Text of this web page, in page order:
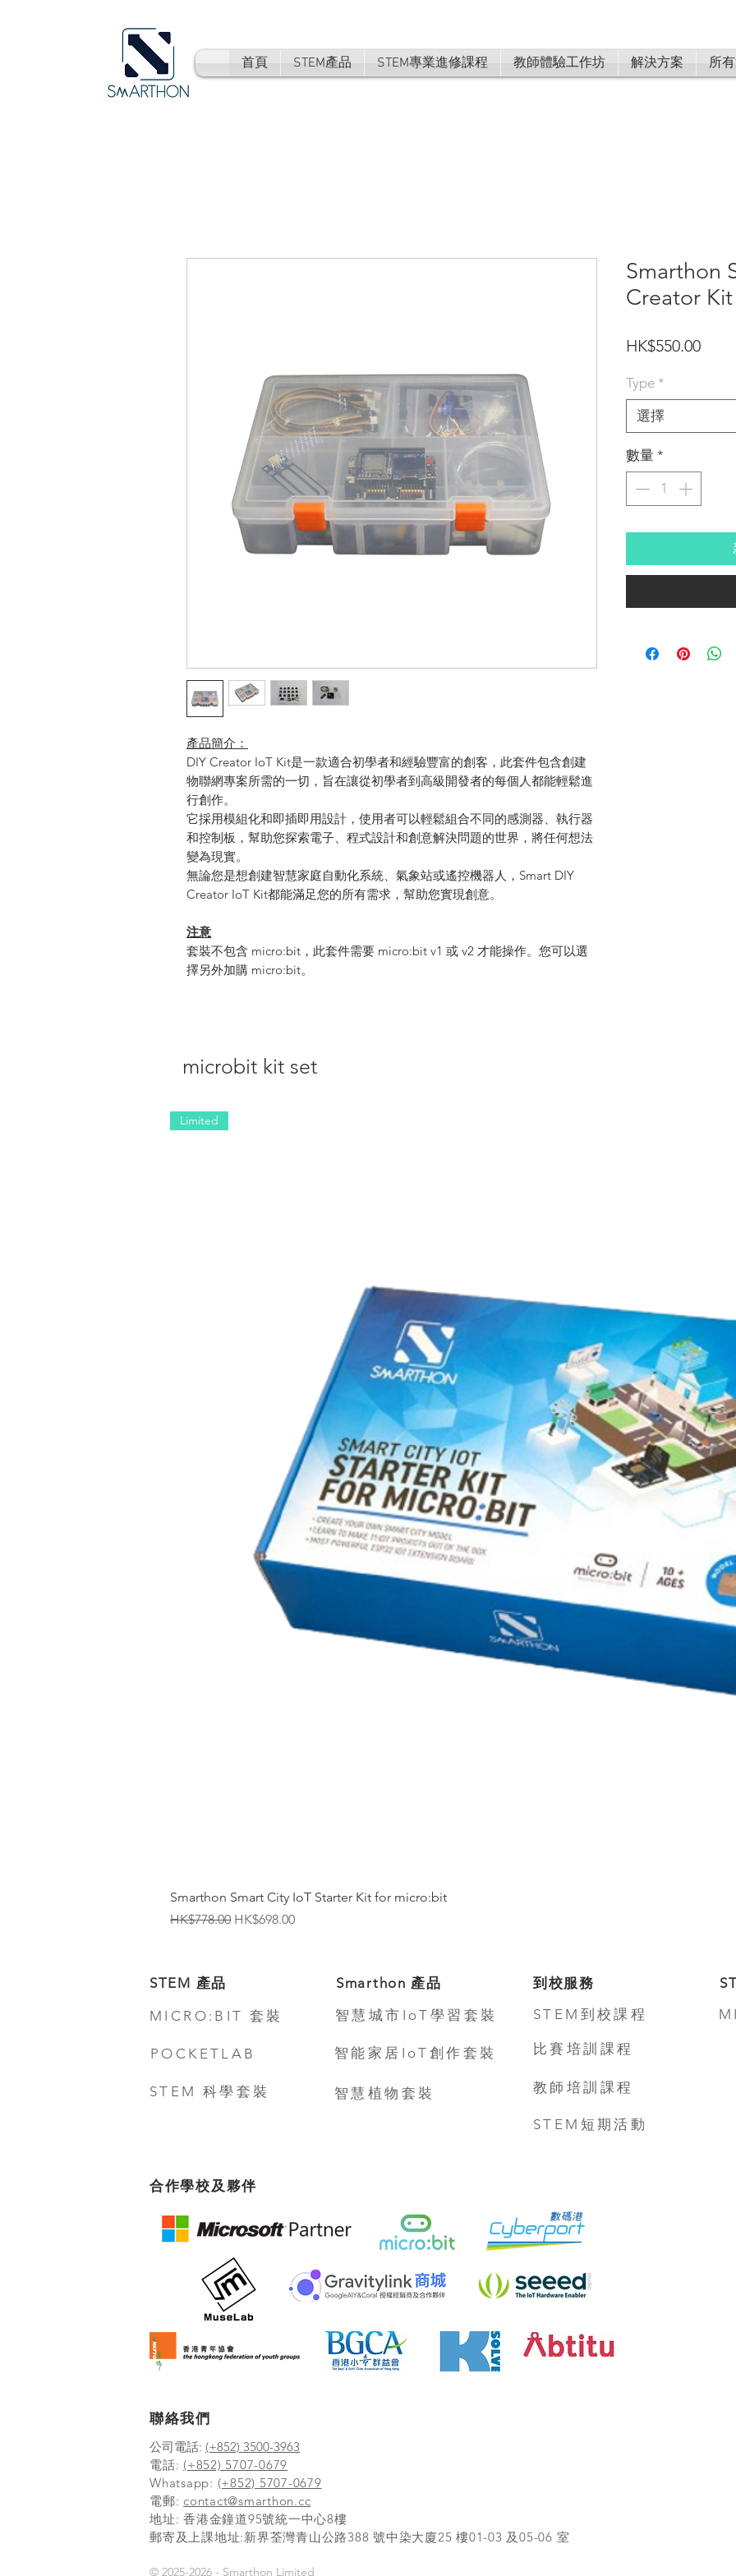
首頁 STEM產品 STEM專業進修課程 教師體驗工作坊 解決方案 所
產品簡介：
DIY Creator IoT Kit是一款適合初學者和經驗豐富的創客，此套件包含創建
物聯網專案所需的一切，旨在讓從初學者到高級開發者的每個人都能輕鬆進
行創作。
它採用模組化和即插即用設計，使用者可以輕鬆組合不同的感測器、執行器
和控制板，幫助您探索電子、程式設計和創意解決問題的世界，將任何想法
變為現實。
無論您是想創建智慧家庭自動化系統、氣象站或遙控機器人，Smart DIY
Creator IoT Kit都能滿足您的所有需求，幫助您實現創意。
注意
套裝不包含 micro:bit，此套件需要 micro:bit v1 或 v2 才能操作。您可以選
擇另外加購 micro:bit。
Smarthon
Creator
HK$550.00價
Type *
選擇
數量 *
microbit kit set
Limited
Smarthon Smart City IoT Starter Kit for micro:bit
一般價格
HK$778.00 促銷價格
HK$698.00
STEM 產品
MICRO:BIT 套裝
POCKETLAB
STEM 科學套裝
Smarthon 產品
智慧城市IoT學習套裝
智能家居IoT創作套裝
智慧植物套裝
到校服務
STEM到校課程
比賽培訓課程
教師培訓課程
STEM短期活動
合作學校及夥伴
聯絡我們
公司電話: (+852) 3500-3963
電話: (+852) 5707-0679
Whatsapp: (+852) 5707-0679
​電郵: contact@smarthon.cc
地址: 香港金鐘道95號統一中心8樓
郵寄及上課地址:新界荃灣青山公路388 號中染大廈25 樓01-03 及05-06 室
© 2025-2026 - Smarthon Limited